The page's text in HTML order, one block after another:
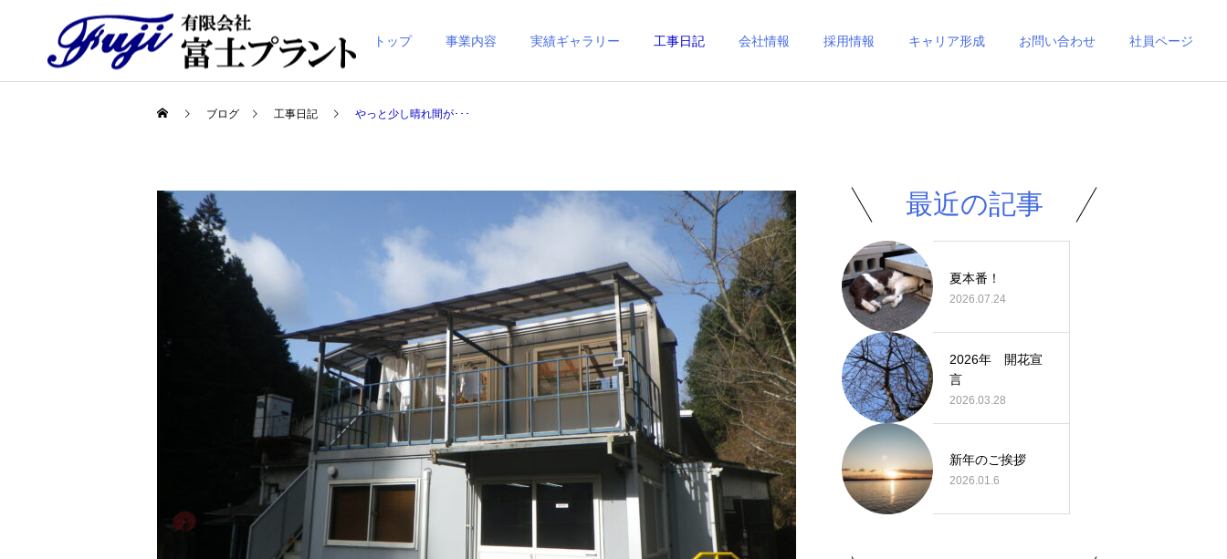
トップ 事業内容 実績ギャラリー 工事日記 会社情報 採用情報 キャリア形成 お問い合わせ 社員ページ
ブログ 工事日記 やっと少し晴れ間が･･･
最近の記事
夏本番！
2026.07.24
2026年 開花宣
言
2026.03.28
新年のご挨拶
2026.01.6